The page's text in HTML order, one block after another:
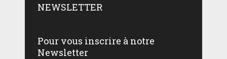
NEWSLETTER
Pour vous inscrire à notre
Newsletter